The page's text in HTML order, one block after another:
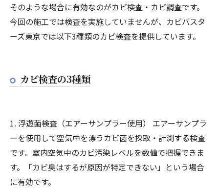
そのような場合に有効なのがカビ検査・カビ調査です。
今回の施工では検査を実施していませんが、カビバスタ
ーズ東京では以下3種類のカビ検査を提供しています。
カビ検査の3種類
1. 浮遊菌検査（エアーサンプラー使用） エアーサンプラ
ーを使用して空気中を漂うカビ菌を採取・計測する検査
です。室内空気中のカビ汚染レベルを数値で把握できま
す。「カビ臭はするが原因が特定できない」という場合
に有効です。